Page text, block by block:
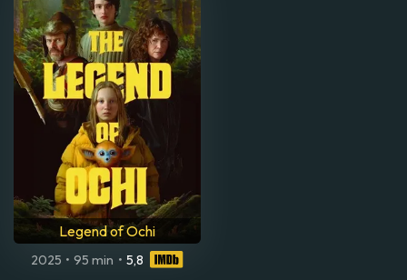
Legend of Ochi
2025 • 95 min • 5,8